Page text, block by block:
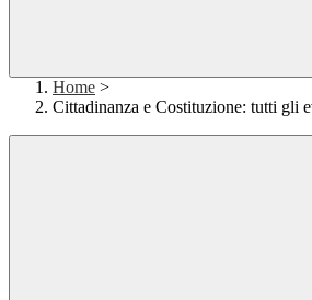
Home >
Cittadinanza e Costituzione: tutti gli